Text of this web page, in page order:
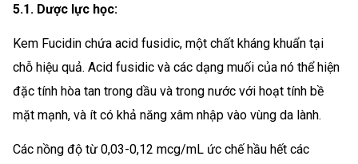
5.1. Dược lực học:
Kem Fucidin chứa acid fusidic, một chất kháng khuẩn tại
chỗ hiệu quả. Acid fusidic và các dạng muối của nó thể hiện
đặc tính hòa tan trong dầu và trong nước với hoạt tính bề
mặt mạnh, và ít có khả năng xâm nhập vào vùng da lành.
Các nồng độ từ 0,03-0,12 mcg/mL ức chế hầu hết các